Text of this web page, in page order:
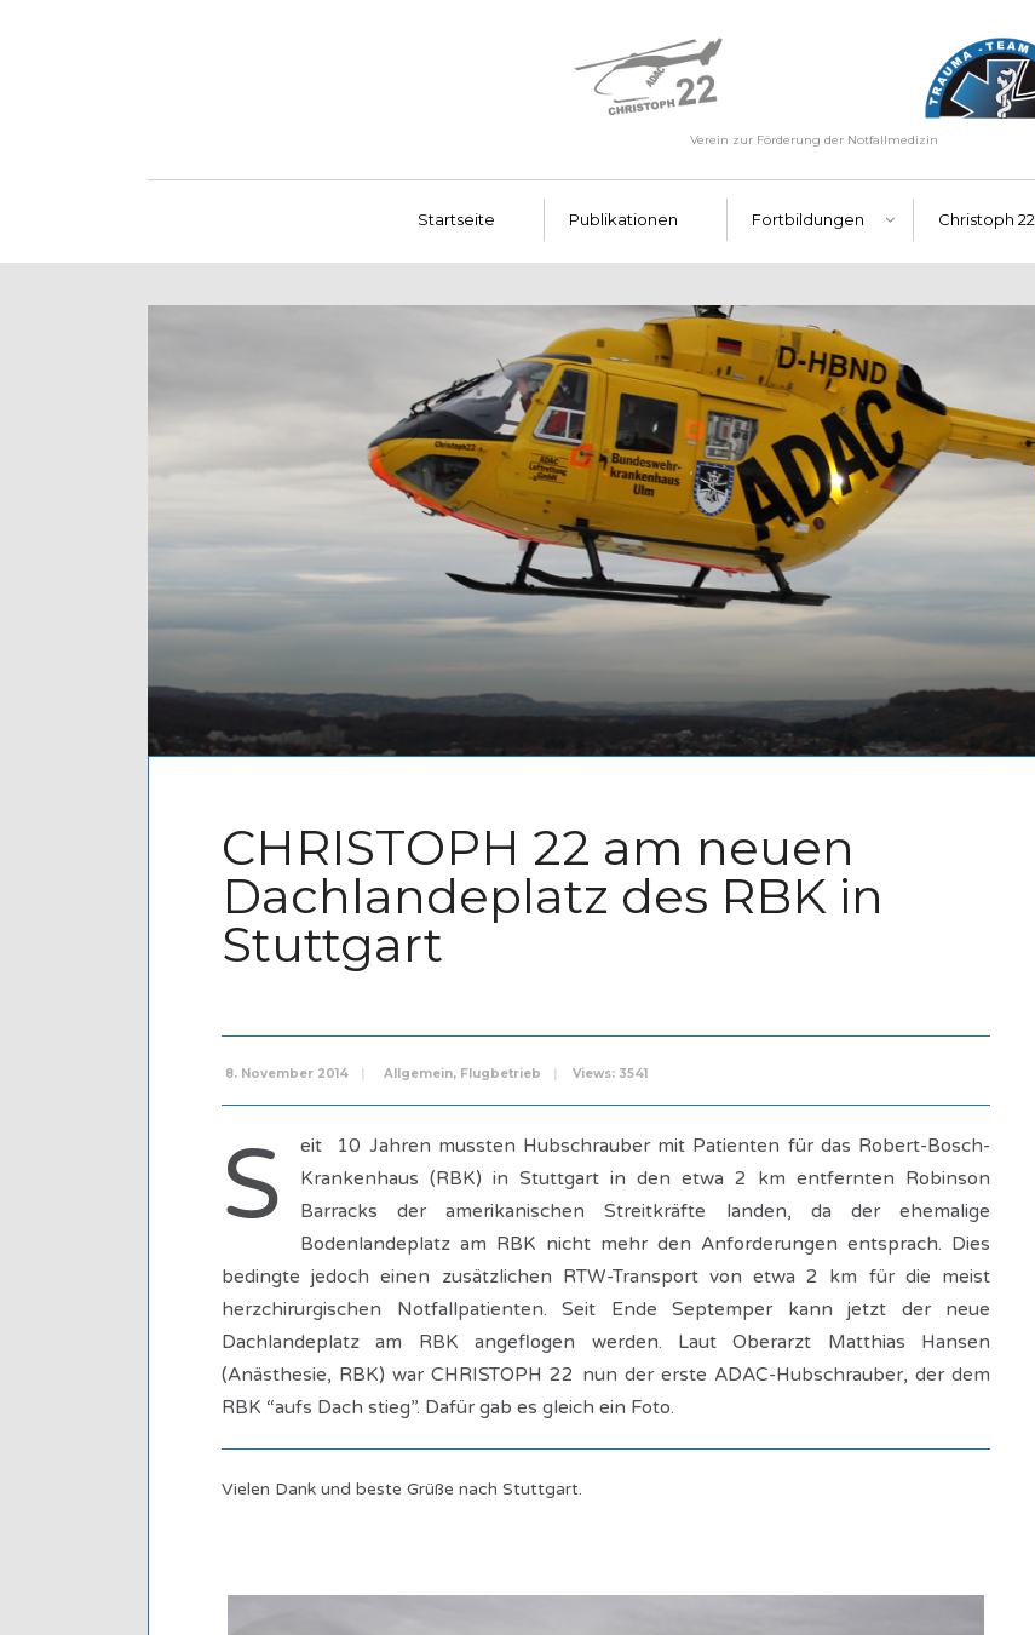
Verein zur Förderung der Notfallmedizin
Startseite Publikationen Fortbildungen Christoph 22
CHRISTOPH 22 am neuen
Dachlandeplatz des RBK in
Stuttgart
8. November 2014 Allgemein, Flugbetrieb Views: 3541
S
eit 10 Jahren mussten Hubschrauber mit Patienten für das Robert-Bosch-
Krankenhaus (RBK) in Stuttgart in den etwa 2 km entfernten Robinson
Barracks der amerikanischen Streitkräfte landen, da der ehemalige
Bodenlandeplatz am RBK nicht mehr den Anforderungen entsprach. Dies
bedingte jedoch einen zusätzlichen RTW-Transport von etwa 2 km für die meist
herzchirurgischen Notfallpatienten. Seit Ende Septemper kann jetzt der neue
Dachlandeplatz am RBK angeflogen werden. Laut Oberarzt Matthias Hansen
(Anästhesie, RBK) war CHRISTOPH 22 nun der erste ADAC-Hubschrauber, der dem
RBK “aufs Dach stieg”. Dafür gab es gleich ein Foto.
Vielen Dank und beste Grüße nach Stuttgart.